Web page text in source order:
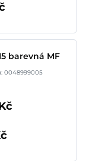
barevná MF
0048999005